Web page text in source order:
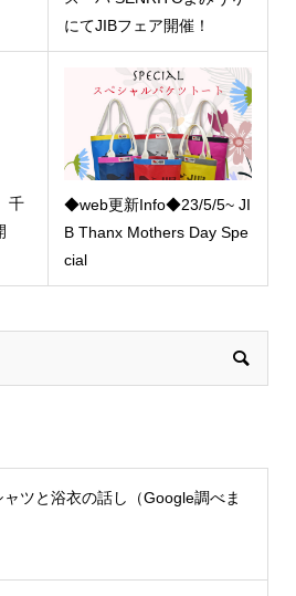
にてJIBフェア開催！
千
◆web更新Info◆23/5/5~ JI
B Thanx Mothers Day Spe
cial
ャツと浴衣の話し（Google調べま